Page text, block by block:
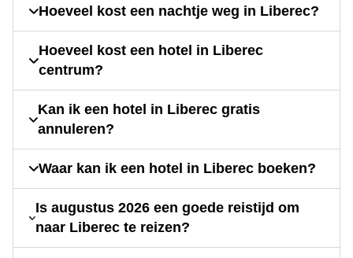
Hoeveel kost een nachtje weg in Liberec?
Hoeveel kost een hotel in Liberec
centrum?
Kan ik een hotel in Liberec gratis
annuleren?
Waar kan ik een hotel in Liberec boeken?
Is augustus 2026 een goede reistijd om
naar Liberec te reizen?